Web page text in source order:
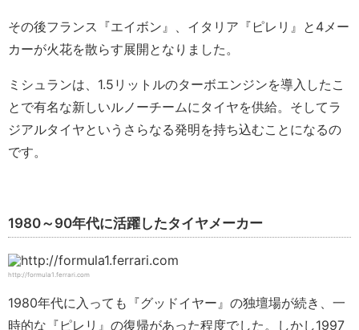
その後フランス『エイボン』、イタリア『ピレリ』と4メー
カーが火花を散らす展開となりました。
ミシュランは、1.5リットルのターボエンジンを導入したこ
とで有名な新しいルノーチームにタイヤを供給。そしてラ
ジアルタイヤというさらなる発明を持ち込むことになるの
です。
1980～90年代に活躍したタイヤメーカー
http://formula1.ferrari.com
1980年代に入っても『グッドイヤー』の独壇場が続き、一
時的な『ピレリ』の復帰があった程度でした。しかし1997